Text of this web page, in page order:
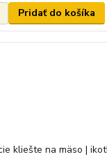
Pridať do košíka